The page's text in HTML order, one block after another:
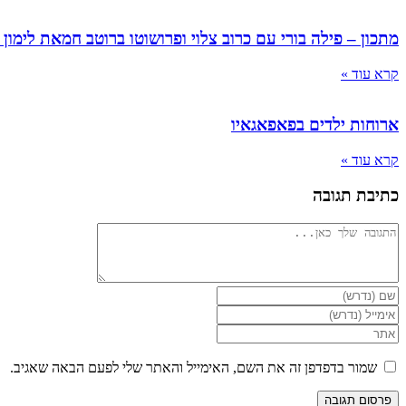
מתכון – פילה בורי עם כרוב צלוי ופרושוטו ברוטב חמאת לימון
קרא עוד »
ארוחות ילדים בפאפאגאיו
קרא עוד »
כתיבת תגובה
להגיב
הזן
את
השם
שלך
או
שם
משתמש
הזן
את
כתובת
דואר
האלקטרוני
שלך
הזן
את
כתובת
האינטרנט
שמור בדפדפן זה את השם, האימייל והאתר שלי לפעם הבאה שאגיב.